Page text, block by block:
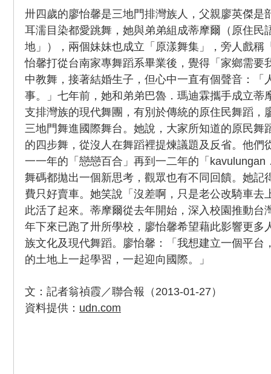
卅四歲的廖怡馨是三地門排灣族人，父親廖英傑是
耳濡目染都愛跳舞，她與弟弟組成蒂摩爾（原住民
地」），兩個妹妹也成立「原漾舞集」，旁人戲稱
怡馨打從台南家專舞蹈系畢業後，覺得「家鄉需要
中教舞，接著結婚生子，但心中一直有個聲音：「
事。」七年前，她和弟弟巴魯．瑪迪霖攜手成立蒂
支排灣族的現代舞團，有別於傳統的原住民舞蹈，
三地門舞進國際舞台。她說，大家所知道的原民舞
的四步舞，從沒人在舞蹈裡提煉議題及反省。他們
一一年的「戀戀百合」再到一二年的「kavulungan
舞碼都拋出一個新思考，觀眾也有不同回饋。她記
費只好賣車。她笑說「沒差啊，只是老公改騎車去
此活了起來。蒂摩爾從去年開始，深入校園推動台
年下來已跑了卅所學校，廖怡馨希望藉此影響更多
族文化及現代舞蹈。廖怡馨：「我想建立一個平台
的土地上一起學習，一起迎向國際。」
文：記者翁禎霞／聯合報（2013-01-27）
資料提供： udn.com